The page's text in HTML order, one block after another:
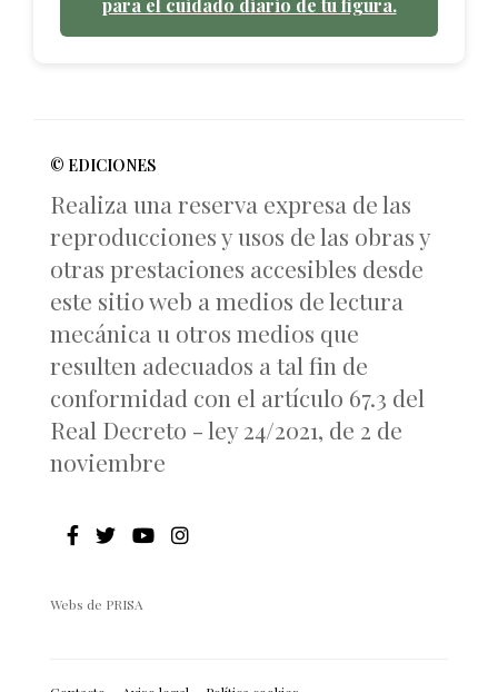
para el cuidado diario de tu figura.
© EDICIONES
Realiza una reserva expresa de las
reproducciones y usos de las obras y
otras prestaciones accesibles desde
este sitio web a medios de lectura
mecánica u otros medios que
resulten adecuados a tal fin de
conformidad con el artículo 67.3 del
Real Decreto - ley 24/2021, de 2 de
noviembre
Webs de PRISA